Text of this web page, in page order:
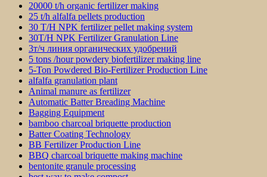
20000 t/h organic fertilizer making
25 t/h alfalfa pellets production
30 T/H NPK fertilizer pellet making system
30T/H NPK Fertilizer Granulation Line
3т/ч линия органических удобрений
5 tons /hour powdery biofertilizer making line
5-Ton Powdered Bio-Fertilizer Production Line
alfalfa granulation plant
Animal manure as fertilizer
Automatic Batter Breading Machine
Bagging Equipment
bamboo charcoal briquette production
Batter Coating Technology
BB Fertilizer Production Line
BBQ charcoal briquette making machine
bentonite granule processing